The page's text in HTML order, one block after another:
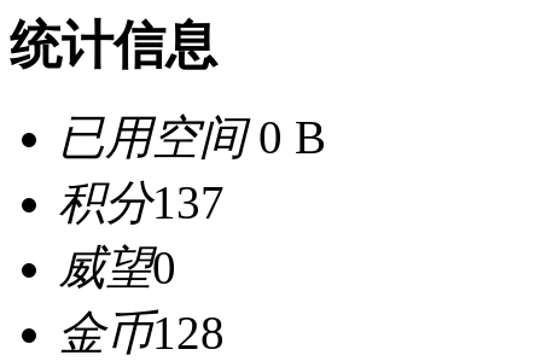
统计信息
已用空间0 B
积分137
威望0
金币128